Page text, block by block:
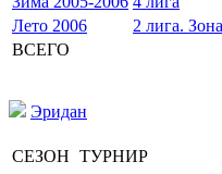
Лето 2006
2 лига.
ВСЕГО
Эридан
СЕЗОН ТУРНИР